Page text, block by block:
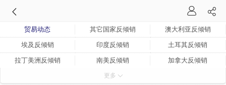
贸易动态 其它国家反倾销 澳大利亚反倾销
埃及反倾销 印度反倾销 土耳其反倾销
拉丁美洲反倾销 南美反倾销 加拿大反倾销
欧盟反倾销
更多